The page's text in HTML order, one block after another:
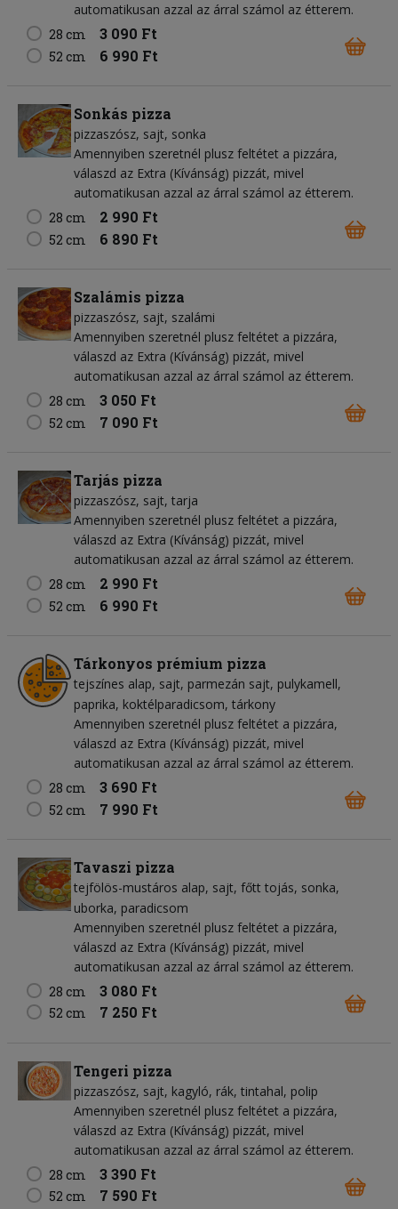
automatikusan azzal az árral számol az étterem.
28 cm
3 090 Ft
52 cm 6 990 Ft
Sonkás pizza
pizzaszósz sajt sonka
Amennyiben szeretnél plusz feltétet a pizzára,
válaszd az Extra (Kívánság) pizzát, mivel
automatikusan azzal az árral számol az étterem.
28 cm
2 990 Ft
52 cm 6 890 Ft
Szalámis pizza
pizzaszósz sajt szalámi
Amennyiben szeretnél plusz feltétet a pizzára,
válaszd az Extra (Kívánság) pizzát, mivel
automatikusan azzal az árral számol az étterem.
28 cm
3 050 Ft
52 cm 7 090 Ft
Tarjás pizza
pizzaszósz sajt tarja
Amennyiben szeretnél plusz feltétet a pizzára,
válaszd az Extra (Kívánság) pizzát, mivel
automatikusan azzal az árral számol az étterem.
28 cm
2 990 Ft
52 cm 6 990 Ft
Tárkonyos prémium pizza
tejszínes alap sajt parmezán sajt pulykamell
paprika koktélparadicsom tárkony
Amennyiben szeretnél plusz feltétet a pizzára,
válaszd az Extra (Kívánság) pizzát, mivel
automatikusan azzal az árral számol az étterem.
28 cm
3 690 Ft
52 cm 7 990 Ft
Tavaszi pizza
tejfölös-mustáros alap sajt főtt tojás sonka
uborka paradicsom
Amennyiben szeretnél plusz feltétet a pizzára,
válaszd az Extra (Kívánság) pizzát, mivel
automatikusan azzal az árral számol az étterem.
28 cm
3 080 Ft
52 cm 7 250 Ft
Tengeri pizza
pizzaszósz sajt kagyló rák tintahal polip
Amennyiben szeretnél plusz feltétet a pizzára,
válaszd az Extra (Kívánság) pizzát, mivel
automatikusan azzal az árral számol az étterem.
28 cm
3 390 Ft
52 cm 7 590 Ft